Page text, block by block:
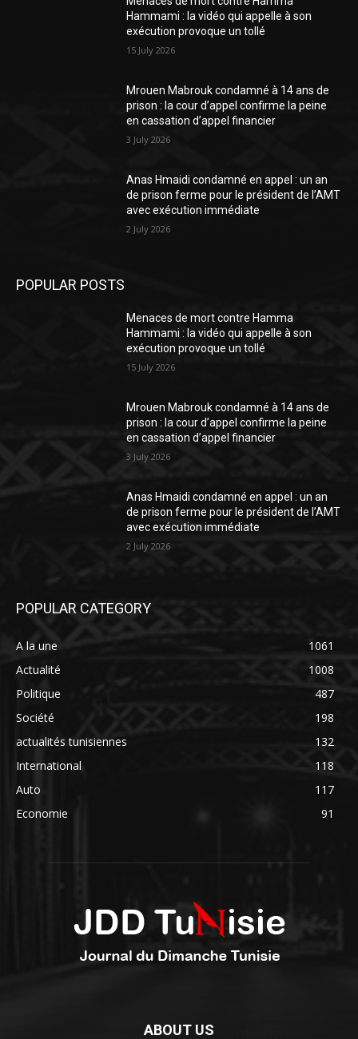
Hammami : la vidéo qui appelle à son
exécution provoque un tollé
15 July 2026
Mrouen Mabrouk condamné à 14 ans de
prison : la cour d’appel confirme la peine
en cassation d’appel financier
3 July 2026
Anas Hmaidi condamné en appel : un an
de prison ferme pour le président de l’AMT
avec exécution immédiate
2 July 2026
POPULAR POSTS
Menaces de mort contre Hamma
Hammami : la vidéo qui appelle à son
exécution provoque un tollé
15 July 2026
Mrouen Mabrouk condamné à 14 ans de
prison : la cour d’appel confirme la peine
en cassation d’appel financier
3 July 2026
Anas Hmaidi condamné en appel : un an
de prison ferme pour le président de l’AMT
avec exécution immédiate
2 July 2026
POPULAR CATEGORY
A la une
1061
Actualité
1008
Politique
487
Société
198
actualités tunisiennes
132
International
118
Auto
117
Economie
91
ABOUT US